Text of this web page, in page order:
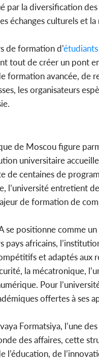
par la diversification
échanges culturels et
de formation d’étudiants
tout de créer un pont
formation avancée,
les organisateurs
de Moscou figure
universitaire
de centaines de
entretient
de formation de
se positionne comme
pays africains,
et adaptés
la mécatronique,
Pour
offertes à ses
Formatsiya, l’une
des affaires, cette
l’éducation, de